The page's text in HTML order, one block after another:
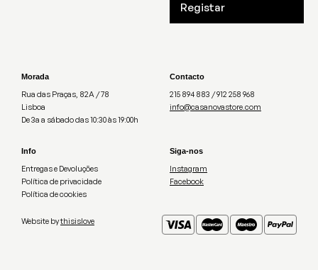
Registar
Morada
Rua das Praças, 82A / 78
Lisboa
De 3a a sábado das 10:30 às 19:00h
Contacto
215 894 883 / 912 258 968
info@casanovastore.com
Info
Entregas e Devoluções
Política de privacidade
Política de cookies
Siga-nos
Instagram
Facebook
Website bythisislove